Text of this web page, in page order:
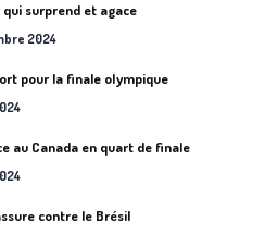
surprend et agace
2024
pour la finale olympique
au Canada en quart de finale
contre le Brésil